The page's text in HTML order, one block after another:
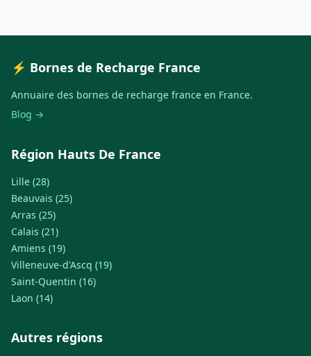
⚡ Bornes de Recharge France
Annuaire des bornes de recharge france en France.
Blog →
Région Hauts De France
Lille (28)
Beauvais (25)
Arras (25)
Calais (21)
Amiens (19)
Villeneuve-d'Ascq (19)
Saint-Quentin (16)
Laon (14)
Autres régions